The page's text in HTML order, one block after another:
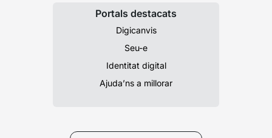
Portals destacats
Digicanvis
Seu-e
Identitat digital
Ajuda’ns a millorar